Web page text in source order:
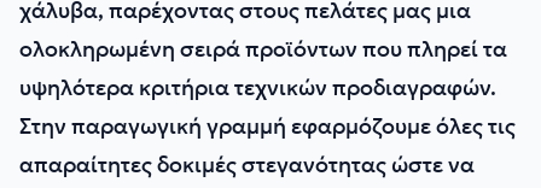
χάλυβα, παρέχοντας στους πελάτες μας μια
ολοκληρωμένη σειρά προϊόντων που πληρεί τα
υψηλότερα κριτήρια τεχνικών προδιαγραφών.
Στην παραγωγική γραμμή εφαρμόζουμε όλες τις
απαραίτητες δοκιμές στεγανότητας ώστε να